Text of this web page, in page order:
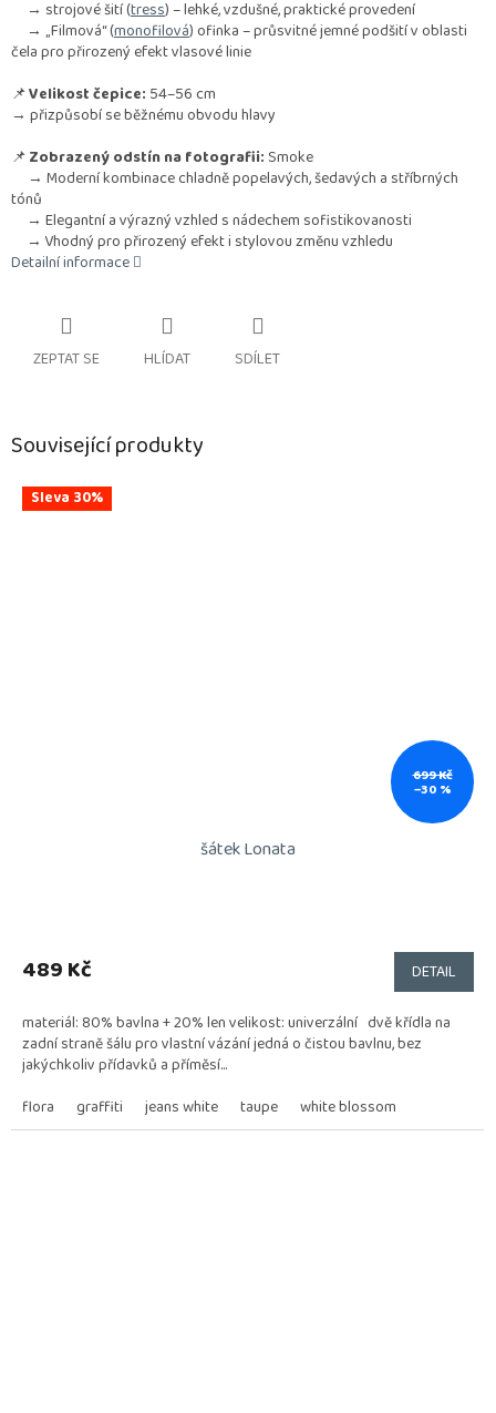
→ strojové šití (tress) – lehké, vzdušné, praktické provedení
→ „Filmová“ (monofilová) ofinka – průsvitné jemné podšití v oblasti
čela pro přirozený efekt vlasové linie
📌Velikost čepice: 54–56 cm
→ přizpůsobí se běžnému obvodu hlavy
📌Zobrazený odstín na fotografii: Smoke
→ Moderní kombinace chladně popelavých, šedavých a stříbrných
tónů
→ Elegantní a výrazný vzhled s nádechem sofistikovanosti
→ Vhodný pro přirozený efekt i stylovou změnu vzhledu
Detailní informace
ZEPTAT SE HLÍDAT SDÍLET
Související produkty
Sleva 30%
699 Kč
–30 %
šátek Lonata
produktu
z
5
hvězdiček.
489 Kč DETAIL
materiál: 80% bavlna + 20% len velikost: univerzální dvě křídla na
zadní straně šálu pro vlastní vázání jedná o čistou bavlnu, bez
jakýchkoliv přídavků a příměsí...
flora
graffiti jeans white taupe white blossom